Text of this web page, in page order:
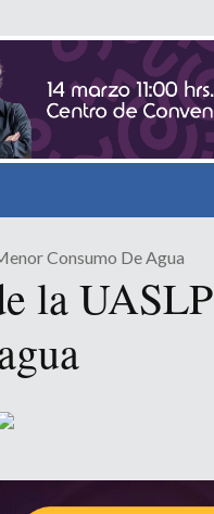
Consumo De Agua
la UASLP